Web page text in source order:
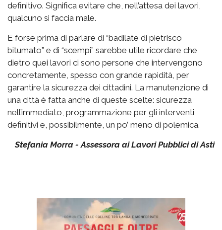
definitivo. Significa evitare che, nell’attesa dei lavori,
qualcuno si faccia male.
E forse prima di parlare di “badilate di pietrisco
bitumato” e di “scempi” sarebbe utile ricordare che
dietro quei lavori ci sono persone che intervengono
concretamente, spesso con grande rapidità, per
garantire la sicurezza dei cittadini. La manutenzione di
una città è fatta anche di queste scelte: sicurezza
nell’immediato, programmazione per gli interventi
definitivi e, possibilmente, un po’ meno di polemica.
Stefania Morra - Assessora ai Lavori Pubblici di Asti